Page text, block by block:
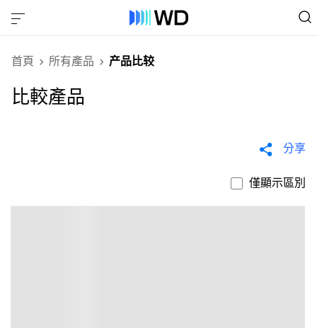
首頁 所有產品 产品比较
比較產品
分享
僅顯示區別